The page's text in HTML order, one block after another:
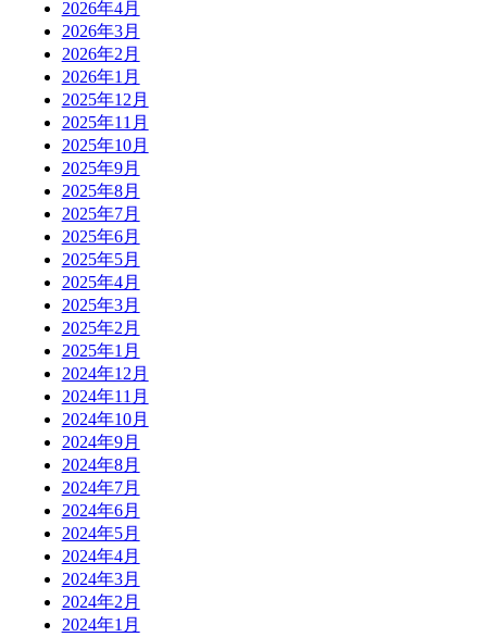
2026年4月
2026年3月
2026年2月
2026年1月
2025年12月
2025年11月
2025年10月
2025年9月
2025年8月
2025年7月
2025年6月
2025年5月
2025年4月
2025年3月
2025年2月
2025年1月
2024年12月
2024年11月
2024年10月
2024年9月
2024年8月
2024年7月
2024年6月
2024年5月
2024年4月
2024年3月
2024年2月
2024年1月